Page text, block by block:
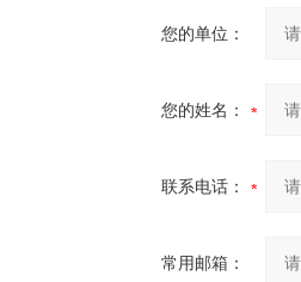
您的单位：
您的姓名：
联系电话：
常用邮箱：